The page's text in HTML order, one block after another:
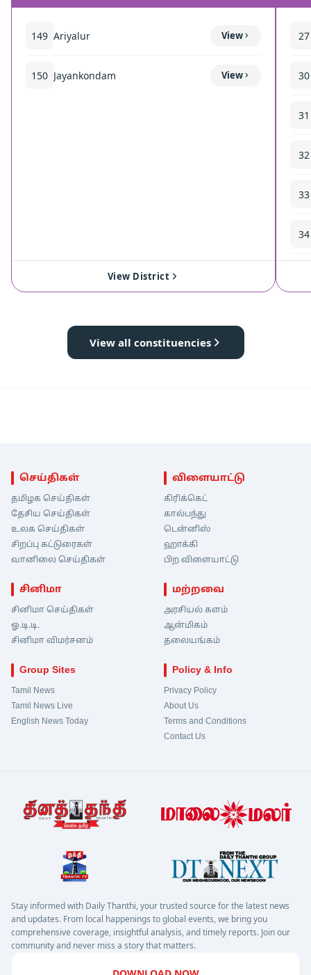
149 Ariyalur View
150 Jayankondam View
View District
27
30
31
32
33
34
View all constituencies
செய்திகள்
தமிழக செய்திகள்
தேசிய செய்திகள்
உலக செய்திகள்
சிறப்பு கட்டுரைகள்
வானிலை செய்திகள்
விளையாட்டு
கிரிக்கெட்
கால்பந்து
டென்னிஸ்
ஹாக்கி
பிற விளையாட்டு
சினிமா
சினிமா செய்திகள்
ஓ.டி.டி.
சினிமா விமர்சனம்
மற்றவை
அரசியல் களம்
ஆன்மிகம்
தலையங்கம்
Group Sites
Tamil News
Tamil News Live
English News Today
Policy & Info
Privacy Policy
About Us
Terms and Conditions
Contact Us
Stay informed with Daily Thanthi, your trusted source for the latest news
and updates. From local happenings to global events, we bring you
comprehensive coverage, insightful analysis, and timely reports. Join our
community and never miss a story that matters.